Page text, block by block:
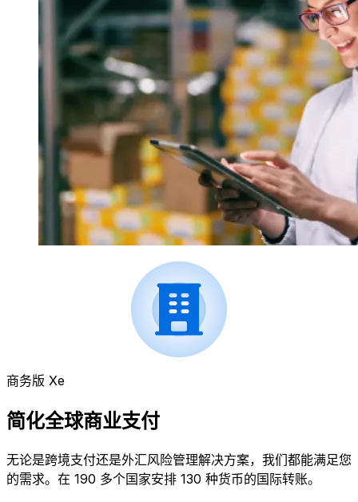
商务版 Xe
简化全球商业支付
无论是跨境支付还是外汇风险管理解决方案，我们都能满足您
的需求。在 190 多个国家安排 130 种货币的国际转账。